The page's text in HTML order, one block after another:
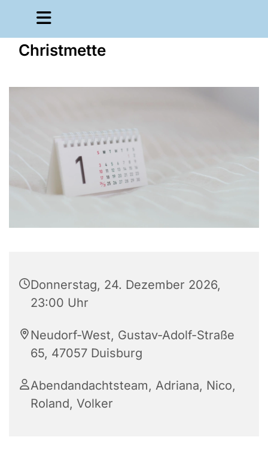
Christmette
Donnerstag, 24. Dezember 2026,
23:00 Uhr
Neudorf-West, Gustav-Adolf-Straße
65, 47057 Duisburg
Abendandachtsteam, Adriana, Nico,
Roland, Volker